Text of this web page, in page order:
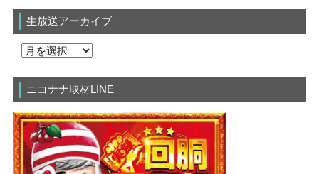
生放送アーカイブ
ニコナナ取材LINE